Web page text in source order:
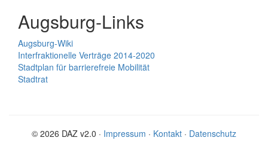
Augsburg-Links
Augsburg-Wiki
Interfraktionelle Verträge 2014-2020
Stadtplan für barrierefreie Mobilität
Stadtrat
© 2026 DAZ v2.0 · Impressum · Kontakt · Datenschutz